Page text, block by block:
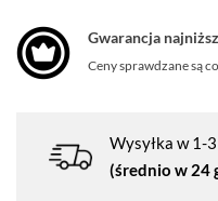
Gwarancja
Ceny sprawdzane są
Wysyłka w 1-
(średnio w 24